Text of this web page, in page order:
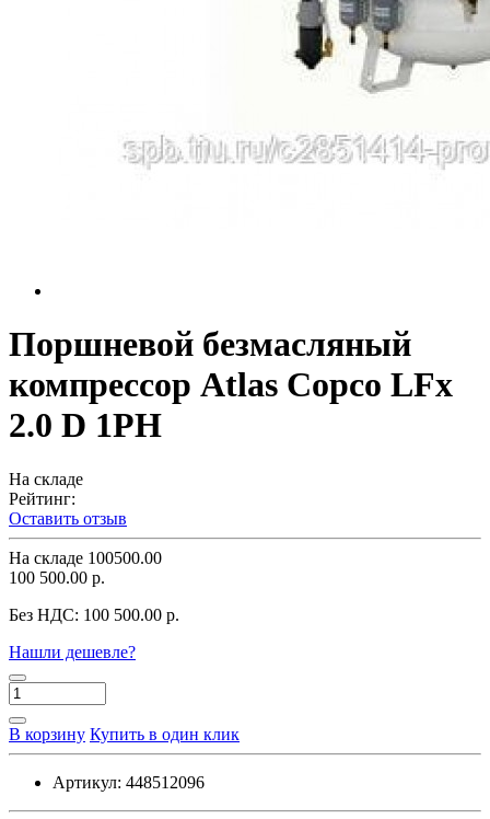
Поршневой безмасляный
компрессор Atlas Copco LFx
2.0 D 1PH
На складе
Рейтинг:
Оставить отзыв
На складе 100500.00
100 500.00 р.
Без НДС: 100 500.00 р.
Нашли дешевле?
В корзину Купить в один клик
Артикул: 448512096